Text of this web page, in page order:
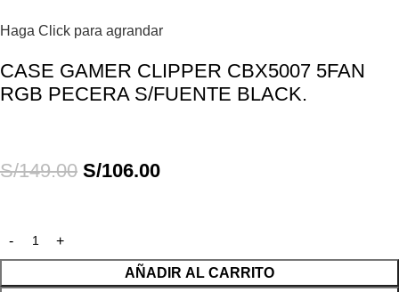
Haga Click para agrandar
CASE GAMER CLIPPER CBX5007 5FAN
RGB PECERA S/FUENTE BLACK.
S/149.00 S/106.00
AÑADIR AL CARRITO